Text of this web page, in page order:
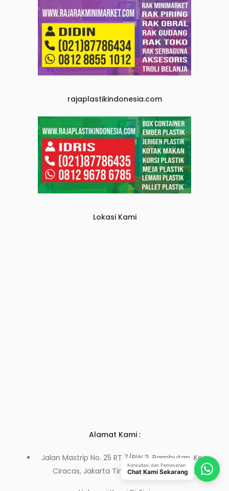
rajaplastikindonesia.com
Lokasi Kami
Alamat Kami :
Jalan Mastrip No. 25 RT.7/RW.3, Rambutan, Kec.
Ciracas, Jakarta Timur, DKI Jakarta 13830
Konsultasi dan Pemesanan
Chat Kami Sekarang